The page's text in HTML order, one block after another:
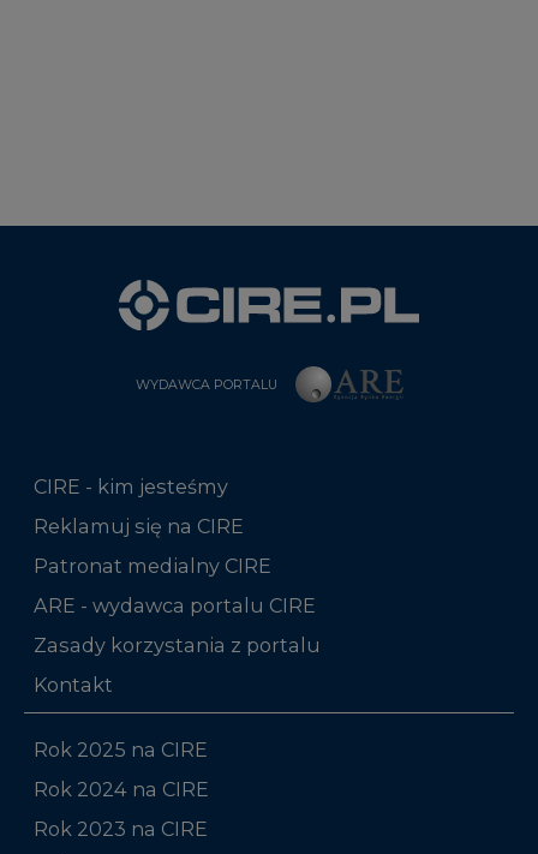
WYDAWCA PORTALU
CIRE - kim jesteśmy
Reklamuj się na CIRE
Patronat medialny CIRE
ARE - wydawca portalu CIRE
Zasady korzystania z portalu
Kontakt
Rok 2025 na CIRE
Rok 2024 na CIRE
Rok 2023 na CIRE